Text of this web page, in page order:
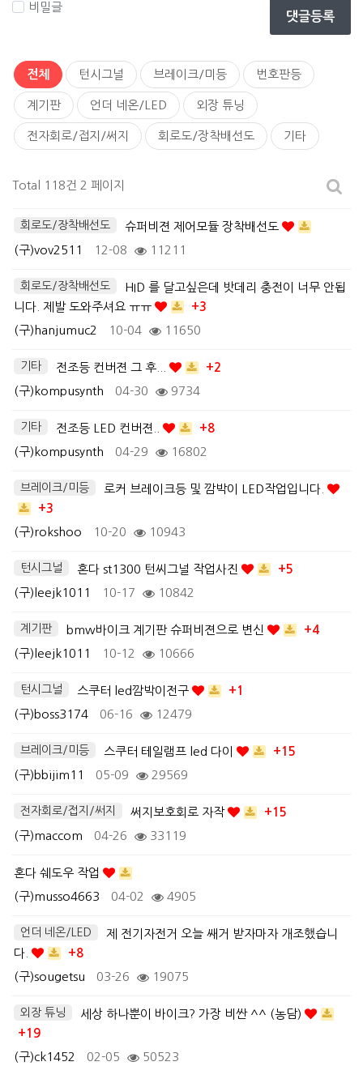
비밀글
댓글등록
전체 턴시그널 브레이크/미등 번호판등
계기판 언더 네온/LED 외장 튜닝
전자회로/접지/써지 회로도/장착배선도 기타
Total 118건 2 페이지
회로도/장착배선도
슈퍼비젼 제어모듈 장착배선도
(구)vov2511
12-08 11211
회로도/장착배선도
HID 를 달고싶은데 밧데리 충전이 너무 안됩
니다. 제발 도와주셔요 ㅠㅠ
+3
(구)hanjumuc2
10-04 11650
기타 전조등 컨버젼 그 후...
+2
(구)kompusynth
04-30 9734
기타 전조등 LED 컨버젼..
+8
(구)kompusynth
04-29 16802
브레이크/미등
로커 브레이크등 및 깜박이 LED작업입니다.
+3
(구)rokshoo
10-20 10943
턴시그널 혼다 st1300 턴씨그널 작업사진
+5
(구)leejk1011
10-17 10842
계기판 bmw바이크 계기판 슈퍼비젼으로 변신
+4
(구)leejk1011
10-12 10666
턴시그널 스쿠터 led깜박이전구
+1
(구)boss3174
06-16 12479
브레이크/미등 스쿠터 테일램프 led 다이
+15
(구)bbijim11
05-09 29569
전자회로/접지/써지 써지보호회로 자작
+15
(구)maccom
04-26 33119
혼다 쉐도우 작업
(구)musso4663
04-02 4905
언더 네온/LED
제 전기자전거 오늘 쌔거 받자마자 개조했습니
다.
+8
(구)sougetsu
03-26 19075
외장 튜닝
세상 하나뿐이 바이크? 가장 비싼 ^^ (농담)
+19
(구)ck1452
02-05 50523